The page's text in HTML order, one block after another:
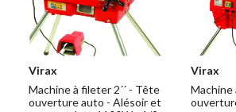
Virax
Machine à fileter 2´´ - Tête
ouverture auto - Alésoir et
Virax
Machine